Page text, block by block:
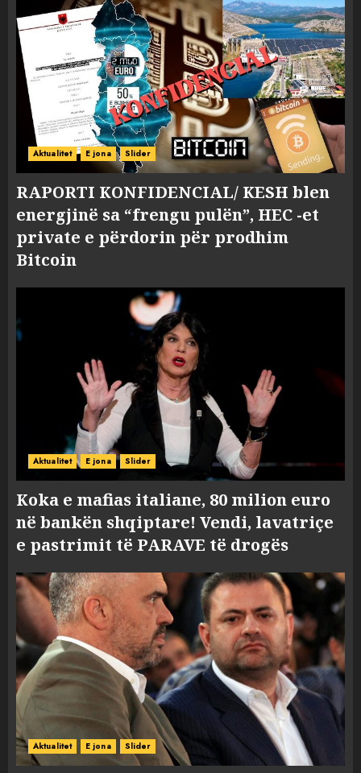
Aktualitet E jona Slider
RAPORTI KONFIDENCIAL/ KESH blen
energjinë sa “frengu pulën”, HEC -et
private e përdorin për prodhim
Bitcoin
Aktualitet E jona Slider
Koka e mafias italiane, 80 milion euro
në bankën shqiptare! Vendi, lavatriçe
e pastrimit të PARAVE të drogës
Aktualitet E jona Slider